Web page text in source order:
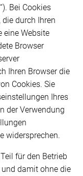
Bei Cookies
durch Ihren
eine Website
Browser
Ihren Browser die
Cookies. Sie
Ihres
der Verwendung
widersprechen.
für den Betrieb
damit ohne die